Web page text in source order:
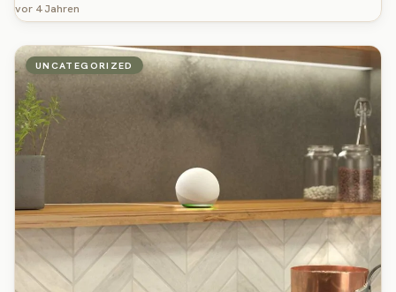
vor 4 Jahren
UNCATEGORIZED